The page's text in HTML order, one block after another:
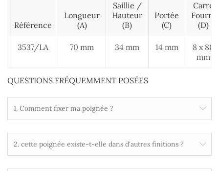
Référence
Longueur
(A)
Saillie /
Hauteur
(B)
Portée
(c)
Carré
Fourni
(d)
3537/LA 70 mm 34 mm 14 mm
8 x 80
mm
QUESTIONS FRÉQUEMMENT POSÉES
1. Comment fixer ma poignée ?
2. cette poignée existe-t-elle dans d'autres finitions ?